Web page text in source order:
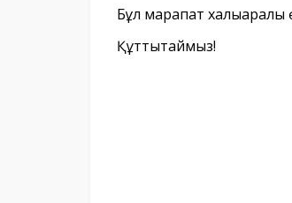
Бұл марапат халықаралық
Құттықтаймыз!